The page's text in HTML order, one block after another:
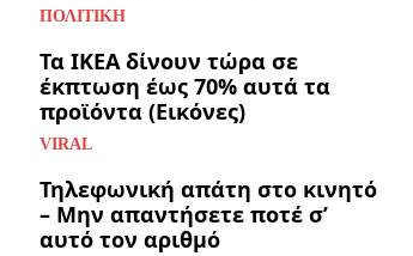
ΠΟΛΙΤΙΚΉ
Τα ΙΚΕΑ δίνουν τώρα σε
έκπτωση έως 70% αυτά τα
προϊόντα (Εικόνες)
VIRAL
Τηλεφωνική απάτη στο κινητό
– Μην απαντήσετε ποτέ σ’
αυτό τον αριθμό